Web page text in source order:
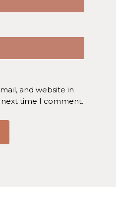
and website in
time I comment.